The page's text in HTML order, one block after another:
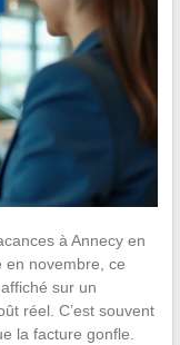
à Annecy en
en novembre, ce
sur un
réel. C’est souvent
la facture gonfle.